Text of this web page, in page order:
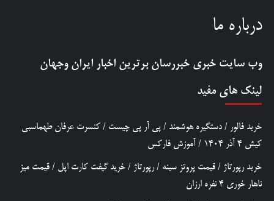
درباره ما
وب سایت خبری خبررسان برترین اخبار ایران وجهان
لینک های مفید
خرید فالور / دستگیره هوشمند / پی آر پی چیست / کنسرت عرفان طهماسبی
کیش 4 آذر 1404
/ آموزش فارکس
خرید رپورتاژ / قیمت پروتز سینه /رپورتاژ / خرید گیفت کارت اپل / قیمت میز
ناهار خوری 4 نفره ارزان